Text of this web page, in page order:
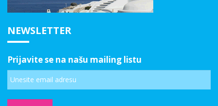
NEWSLETTER
Prijavite se na našu mailing listu